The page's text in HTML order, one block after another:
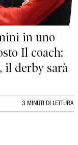
in uno
Il coach:
il derby sarà
3 MINUTI DI LETTURA